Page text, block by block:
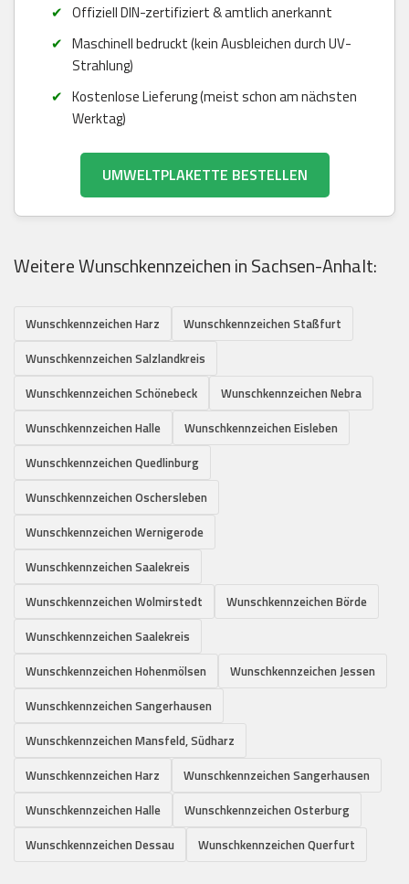
Offiziell DIN-zertifiziert & amtlich anerkannt
Maschinell bedruckt (kein Ausbleichen durch UV-
Strahlung)
Kostenlose Lieferung (meist schon am nächsten
Werktag)
UMWELTPLAKETTE BESTELLEN
Weitere Wunschkennzeichen in Sachsen-Anhalt:
Wunschkennzeichen Harz
Wunschkennzeichen Staßfurt
Wunschkennzeichen Salzlandkreis
Wunschkennzeichen Schönebeck
Wunschkennzeichen Nebra
Wunschkennzeichen Halle
Wunschkennzeichen Eisleben
Wunschkennzeichen Quedlinburg
Wunschkennzeichen Oschersleben
Wunschkennzeichen Wernigerode
Wunschkennzeichen Saalekreis
Wunschkennzeichen Wolmirstedt
Wunschkennzeichen Börde
Wunschkennzeichen Saalekreis
Wunschkennzeichen Hohenmölsen
Wunschkennzeichen Jessen
Wunschkennzeichen Sangerhausen
Wunschkennzeichen Mansfeld, Südharz
Wunschkennzeichen Harz
Wunschkennzeichen Sangerhausen
Wunschkennzeichen Halle
Wunschkennzeichen Osterburg
Wunschkennzeichen Dessau
Wunschkennzeichen Querfurt